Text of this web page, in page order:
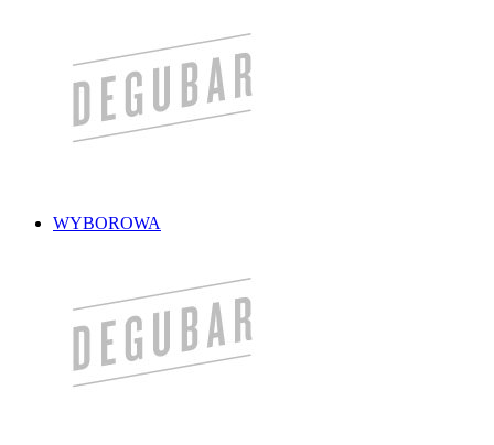
WYBOROWA